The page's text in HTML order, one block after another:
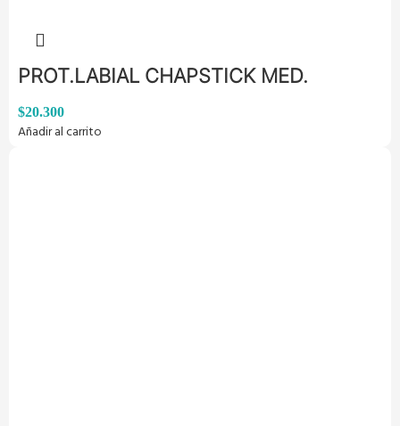
PROT.LABIAL CHAPSTICK MED.
$20.300
Añadir al carrito